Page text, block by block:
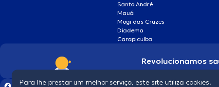
Santo André
Mauá
Mogi das Cruzes
Diadema
Carapicuíba
Revolucionamos
Para lhe prestar um melhor serviço, este site utiliza cookies.